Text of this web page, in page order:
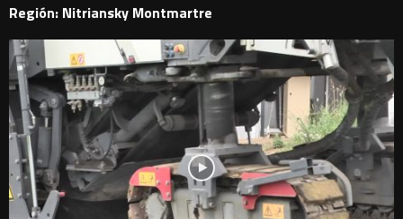
Región: Nitriansky Montmartre